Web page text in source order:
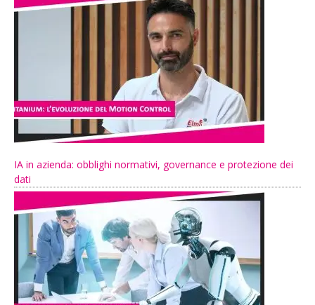
IA in azienda: obblighi normativi, governance e protezione dei
dati